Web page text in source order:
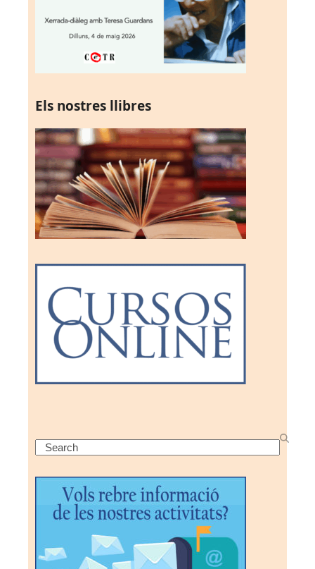
Els nostres llibres
Search